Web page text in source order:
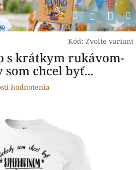
Hľadať
Kód: Zvoľte variant
s krátkym rukávom-
som chcel byť...
hodnotenia